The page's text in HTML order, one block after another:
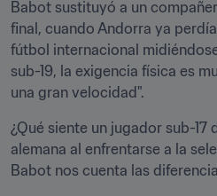
Babot sustituyó a un
final, cuando Andorra ya
fútbol internacional
sub-19, la exigencia física es
una gran velocidad".
¿Qué siente un jugador sub-17
alemana al enfrentarse a la
Babot nos cuenta las